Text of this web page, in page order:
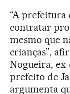
“A prefeitura
contratar
mesmo que
crianças”,
Nogueira,
prefeito de
argumenta